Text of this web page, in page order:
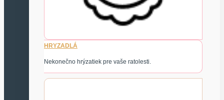
HRYZADLÁ
Nekonečno hrýzatiek pre vaše ratolesti.